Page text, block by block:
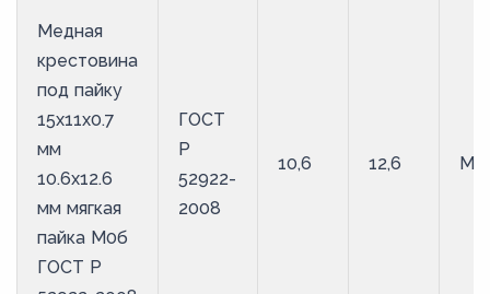
Медная
крестовина
под пайку
15х11х0.7
мм
10.6х12.6
мм мягкая
пайка М0б
ГОСТ Р
ГОСТ
Р
52922-
2008
10,6 12,6